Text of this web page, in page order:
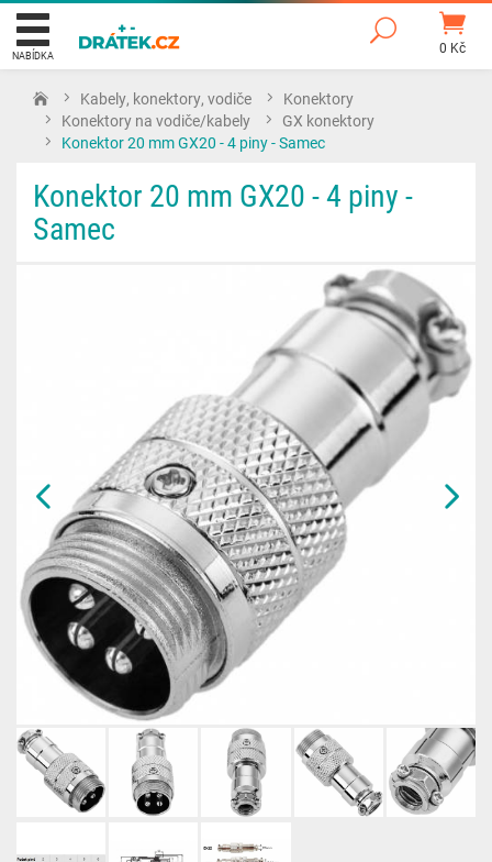
0 Kč
NABÍDKA
Kabely, konektory, vodiče
Konektory
Konektory na vodiče/kabely
GX konektory
Konektor 20 mm GX20 - 4 piny - Samec
Konektor 20 mm GX20 - 4 piny -
Samec